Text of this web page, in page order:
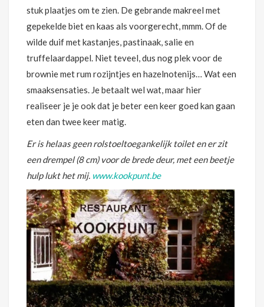
stuk plaatjes om te zien. De gebrande makreel met
gepekelde biet en kaas als voorgerecht, mmm. Of de
wilde duif met kastanjes, pastinaak, salie en
truffelaardappel. Niet teveel, dus nog plek voor de
brownie met rum rozijntjes en hazelnotenijs… Wat een
smaaksensaties. Je betaalt wel wat, maar hier
realiseer je je ook dat je beter een keer goed kan gaan
eten dan twee keer matig.
Er is helaas geen rolstoeltoegankelijk toilet en er zit
een drempel (8 cm) voor de brede deur, met een beetje
hulp lukt het mij. www.kookpunt.be